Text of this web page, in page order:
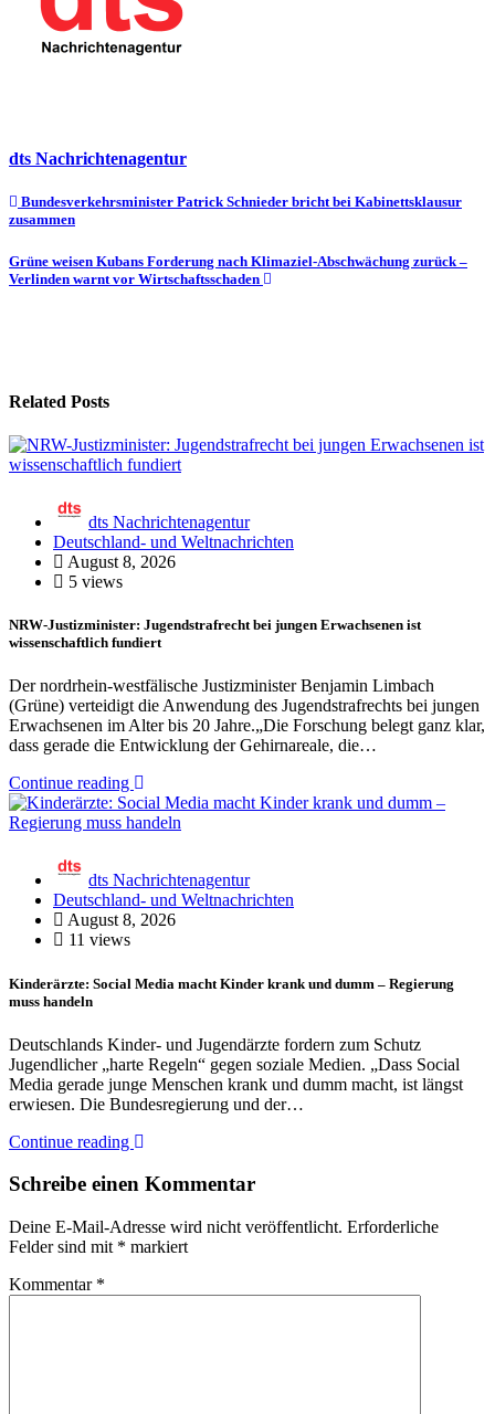
dts Nachrichtenagentur
Beitragsnavigation
Bundesverkehrsminister Patrick Schnieder bricht bei Kabinettsklausur
zusammen
Grüne weisen Kubans Forderung nach Klimaziel-Abschwächung zurück –
Verlinden warnt vor Wirtschaftsschaden
Related Posts
dts Nachrichtenagentur
Deutschland- und Weltnachrichten
August 8, 2026
5 views
NRW-Justizminister: Jugendstrafrecht bei jungen Erwachsenen ist
wissenschaftlich fundiert
Der nordrhein-westfälische Justizminister Benjamin Limbach
(Grüne) verteidigt die Anwendung des Jugendstrafrechts bei jungen
Erwachsenen im Alter bis 20 Jahre.„Die Forschung belegt ganz klar,
dass gerade die Entwicklung der Gehirnareale, die…
Continue reading
dts Nachrichtenagentur
Deutschland- und Weltnachrichten
August 8, 2026
11 views
Kinderärzte: Social Media macht Kinder krank und dumm – Regierung
muss handeln
Deutschlands Kinder- und Jugendärzte fordern zum Schutz
Jugendlicher „harte Regeln“ gegen soziale Medien. „Dass Social
Media gerade junge Menschen krank und dumm macht, ist längst
erwiesen. Die Bundesregierung und der…
Continue reading
Schreibe einen Kommentar
Deine E-Mail-Adresse wird nicht veröffentlicht. Erforderliche
Felder sind mit * markiert
Kommentar *